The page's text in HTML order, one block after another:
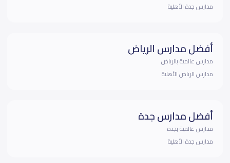
مدارس جدة الأهلية
أفضل مدارس الرياض
مدارس عالمية بالرياض
مدارس الرياض الأهلية
أفضل مدارس جدة
مدارس عالمية بجده
مدارس جدة الأهلية